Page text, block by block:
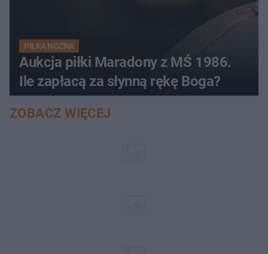
PIŁKA NOŻNA
Aukcja piłki Maradony z MŚ 1986.
Ile zapłacą za słynną rękę Boga?
ZOBACZ WIĘCEJ